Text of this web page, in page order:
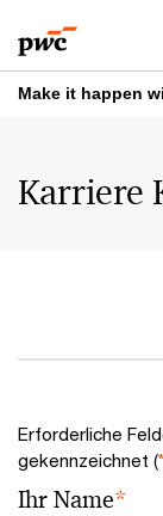
to
content
to
footer
Make it happen
Karriere
Erforderliche
gekennzeichnet (*
Ihr Name*